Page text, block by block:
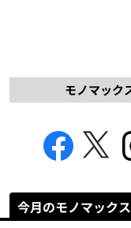
モノマック
今月のモノマック